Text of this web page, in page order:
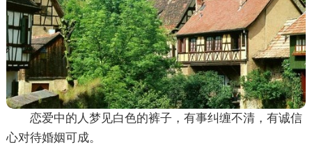
恋爱中的人梦见白色的裤子，有事纠缠不清，有诚信
心对待婚姻可成。